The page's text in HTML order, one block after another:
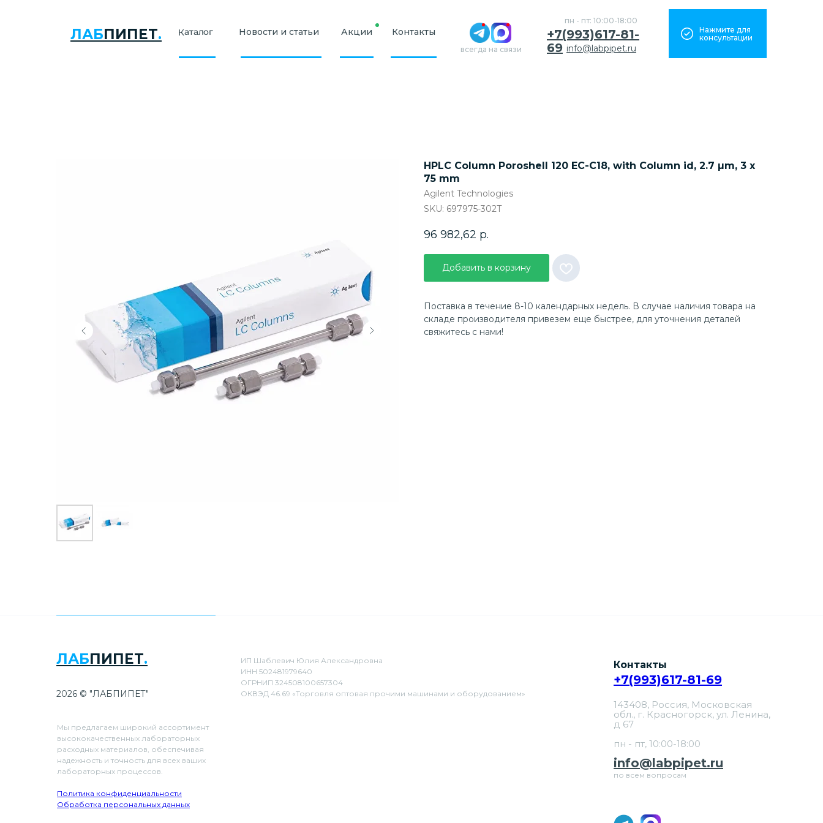
ЛАБПИПЕТ.
Нажмите для
консультации
пн - пт: 10:00-18:00
info@labpipet.ru
Каталог Контакты
Новости и статьи
всегда на связи
+7(993)617-81-
69
Акции
HPLC Column Poroshell 120 EC-C18, with Column id, 2.7 µm, 3 x
75 mm
Agilent Technologies
SKU: 697975-302T
96 982,62 р.
Добавить в корзину
Поставка в течение 8-10 календарных недель. В случае наличия товара на
складе производителя привезем еще быстрее, для уточнения деталей
свяжитесь с нами!
ЛАБПИПЕТ.
Мы предлагаем широкий ассортимент
высококачественных лабораторных
расходных материалов, обеспечивая
надежность и точность для всех ваших
лабораторных процессов.
Политика конфиденциальности
Обработка персональных данных
ИП Шаблевич Юлия Александровна
ИНН 502481979640
ОГРНИП 324508100657304
ОКВЭД 46.69 «Торговля оптовая прочими машинами и оборудованием»
2026 © "ЛАБПИПЕТ"
Контакты
info@labpipet.ru
+7(993)617-81-69
по всем вопросам
143408, Россия, Московская
обл., г. Красногорск, ул. Ленина,
д 67
пн - пт, 10:00-18:00